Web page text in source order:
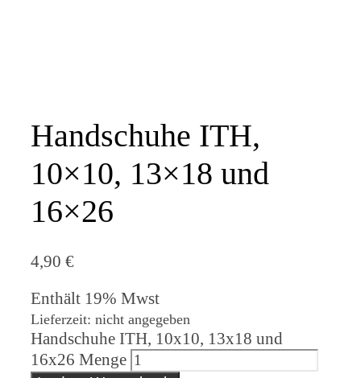
Handschuhe ITH,
10×10, 13×18 und
16×26
4,90 €
Enthält 19% Mwst
Lieferzeit: nicht angegeben
Handschuhe ITH, 10x10, 13x18 und
16x26 Menge